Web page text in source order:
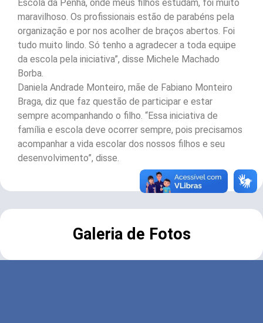
Escola da Penha, onde meus filhos estudam, foi muito
maravilhoso. Os profissionais estão de parabéns pela
organização e por nos acolher de braços abertos. Foi
tudo muito lindo. Só tenho a agradecer a toda equipe
da escola pela iniciativa”, disse Michele Machado
Borba.
Daniela Andrade Monteiro, mãe de Fabiano Monteiro
Braga, diz que faz questão de participar e estar
sempre acompanhando o filho. “Essa iniciativa de
família e escola deve ocorrer sempre, pois precisamos
acompanhar a vida escolar dos nossos filhos e seu
desenvolvimento”, disse.
Galeria de Fotos